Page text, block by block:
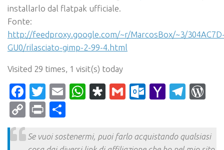
installarlo dal flatpak ufficiale.
Fonte:
http://feedproxy.google.com/~r/MarcosBox/~3/
GU0/rilasciato-gimp-2-99-4.html
Visited 29 times, 1 visit(s) today
Facebook
Twitter
EmailWhatsApp
Diaspora
Gmail Yahoo
CopyPrint
Se vuoi sostenermi, puoi farlo acquistando qualsiasi